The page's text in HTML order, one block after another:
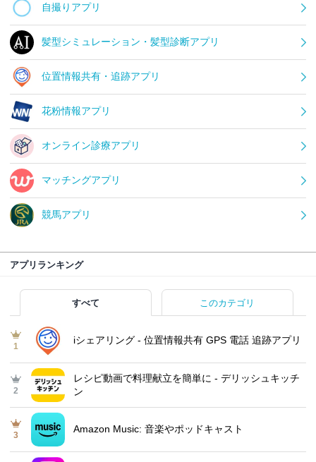
自撮りアプリ
髪型シミュレーション・髪型診断アプリ
位置情報共有・追跡アプリ
花粉情報アプリ
オンライン診療アプリ
マッチングアプリ
競馬アプリ
アプリランキング
すべて このカテゴリ
1
iシェアリング - 位置情報共有 GPS 電話 追跡アプリ
2
レシピ動画で料理献立を簡単‪に - デリッシュキッチ
ン
3
Amazon Music: 音楽やポッドキャスト